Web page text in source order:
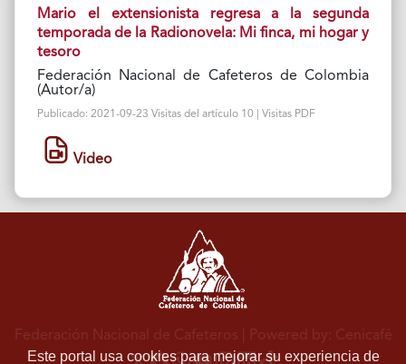
Mario el extensionista regresa a la segunda
temporada de la Radionovela: Mi finca, mi hogar y
tesoro
Federación Nacional de Cafeteros de Colombia
(Autor/a)
Publicado: 2021-09-23 Visitas del artículo 10 | Visitas PDF
Video
Este portal usa cookies para mejorar su experiencia de
Federación Nacional de Cafeteros | Powered by: Cenicafé